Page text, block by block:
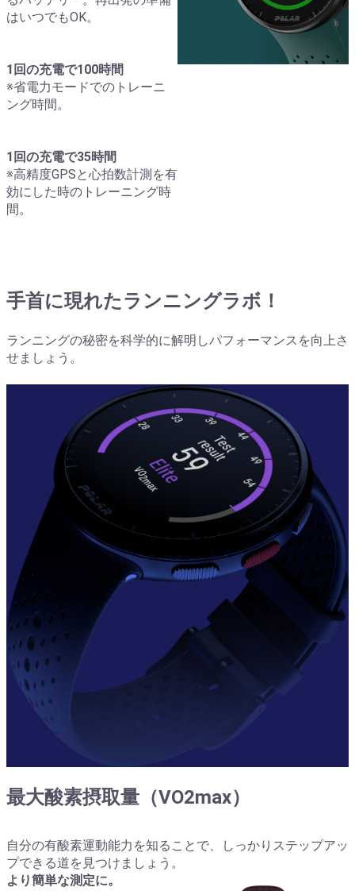
はいつでもOK。
1回の充電で100時間
※省電力モードでのトレーニ
ング時間。
1回の充電で‎35時間
※高精度GPSと心拍数計測を有
効にした時のトレーニング時
間。
手首に現れたランニングラボ！
ランニングの秘密を科学的に解明しパフォーマンスを向上さ
せましょう。
最大酸素摂取量（VO2max）
自分の有酸素運動能力を知ることで、しっかりステップアッ
プできる道を見つけましょう。
より簡単な測定に。